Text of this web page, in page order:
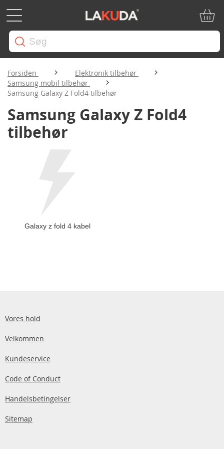
Forsiden
Elektronik tilbehør
Samsung mobil tilbehør
Samsung Galaxy Z Fold4 tilbehør
Samsung Galaxy Z Fold4
tilbehør
Galaxy z fold 4 kabel
Vores hold
Velkommen
Kundeservice
Code of Conduct
Handelsbetingelser
Sitemap